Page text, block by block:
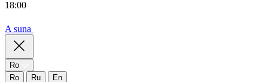
18:00
A suna
Ro
Ro
Ru En